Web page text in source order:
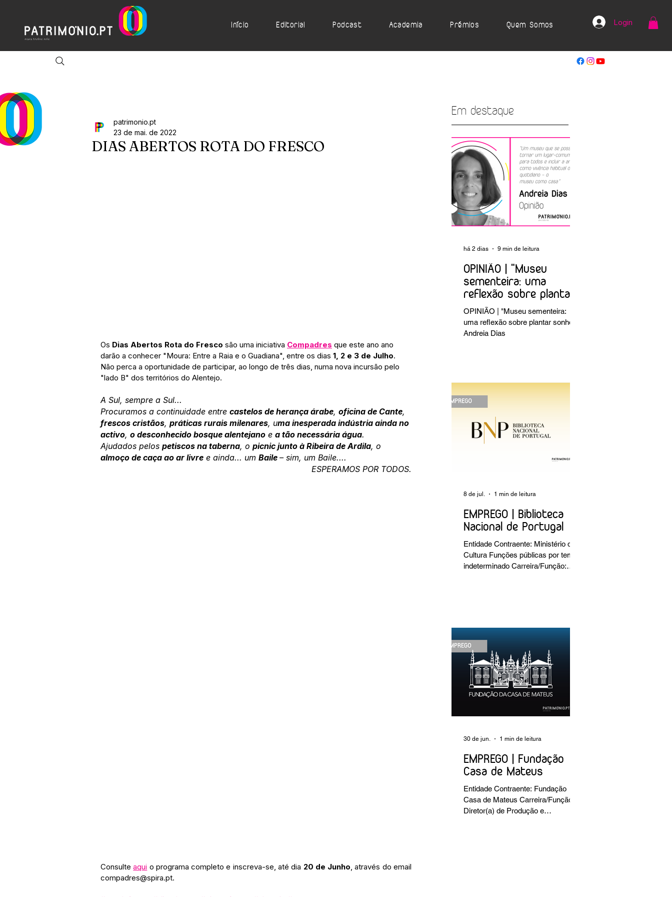
Início Editorial Podcast Academia Prémios Quem Somos Login
DIAS ABERTOS ROTA DO FRESCO
patrimonio.pt
23 de mai. de 2022
Os Dias Abertos Rota do Fresco são uma iniciativa Compadres que este ano ano
darão a conhecer "Moura: Entre a Raia e o Guadiana", entre os dias 1, 2 e 3 de Julho.
Não perca a oportunidade de participar, ao longo de três dias, numa nova incursão pelo
"lado B" dos territórios do Alentejo.
A Sul, sempre a Sul...
Procuramos a continuidade entre castelos de herança árabe, oficina de Cante,
frescos cristãos, práticas rurais milenares, uma inesperada indústria ainda no
activo, o desconhecido bosque alentejano e a tão necessária água.
Ajudados pelos petiscos na taberna, o picnic junto à Ribeira de Ardila, o
almoço de caça ao ar livre e ainda... um Baile – sim, um Baile....
ESPERAMOS POR TODOS.
Consulte aqui o programa completo e inscreva-se, até dia 20 de Junho , através do email
compadres@spira.pt.
Em destaque
OPINIÃO | "Museu
sementeira: uma
reflexão sobre plantar
sonhos" Andreia Dias
OPINIÃO | "Museu sementeira:
uma reflexão sobre plantar sonhos"
Andreia Dias
há 2 dias 9 min de leitura
EMPREGO | Biblioteca
Nacional de Portugal
Entidade Contraente: Ministério da
Cultura Funções públicas por tempo
indeterminado Carreira/Função:
espécies bibliográficas
intervencionadas; execução dos
programas de conservação
preventiva; produção de fichas de
tratamento e registo fotográfico das
intervenções; apoio a exposições i
8 de jul. 1 min de leitura
EMPREGO | Fundação
Casa de Mateus
Entidade Contraente: Fundação
Casa de Mateus Carreira/Função:
Diretor(a) de Produção e
30 de jun. 1 min de leitura